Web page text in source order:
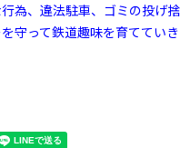
為、違法駐車、ゴミの投げ捨
守って鉄道趣味を育てていき